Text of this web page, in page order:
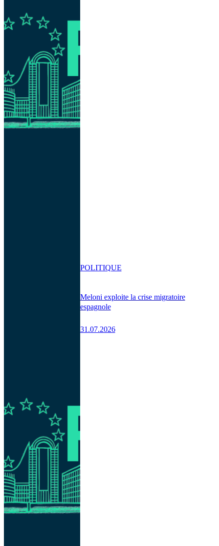
Meloni exploite la crise migratoire
espagnole
31.07.2026
POLITIQUE